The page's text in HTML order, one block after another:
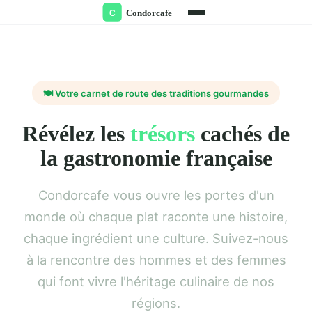
🍽️ Votre carnet de route des traditions gourmandes
Révélez les trésors cachés de
la gastronomie française
Condorcafe vous ouvre les portes d'un
monde où chaque plat raconte une histoire,
chaque ingrédient une culture. Suivez-nous
à la rencontre des hommes et des femmes
qui font vivre l'héritage culinaire de nos
régions.